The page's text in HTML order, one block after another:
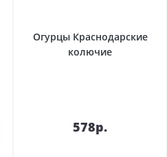
Огурцы Краснодарские
колючие
578р.